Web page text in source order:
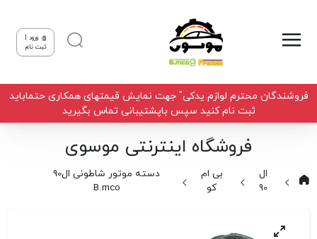
ورود |
ثبت نام
فروشندگان محترم لوازم یدکی" جهت نمایش قیمتهای همکاری حتماباید
ثبت نام کنید سپس باپشتیبانی تماس بگیرید
فروشگاه اینترنتی موسوی
ال
90
بی ام
کو
دسته موتور شاطونی ال90
B.mco